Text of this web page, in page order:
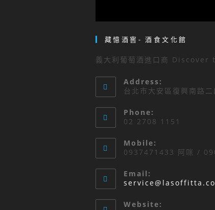
藏憶酒窖- 酒食文化館
義大利葡萄酒進口商
Address:
台北市大安區復興南路
Phone:
02 2708 1151
Mobile:
0937471433 阿咪 /
Email:
Website: